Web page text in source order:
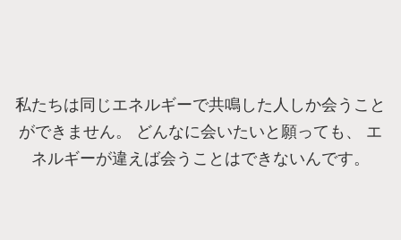
私たちは同じエネルギーで共鳴した人しか会うこと
ができません。 どんなに会いたいと願っても、 エ
ネルギーが違えば会うことはできないんです。